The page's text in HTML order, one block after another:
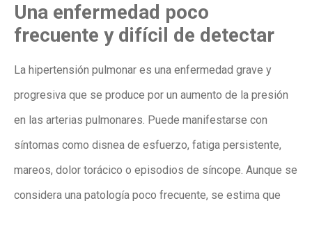
Una enfermedad poco
frecuente y difícil de detectar
La hipertensión pulmonar es una enfermedad grave y
progresiva que se produce por un aumento de la presión
en las arterias pulmonares. Puede manifestarse con
síntomas como disnea de esfuerzo, fatiga persistente,
mareos, dolor torácico o episodios de síncope. Aunque se
considera una patología poco frecuente, se estima que